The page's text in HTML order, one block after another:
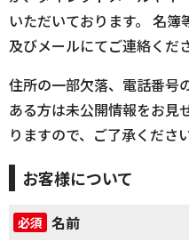
いただいております。 名
及びメールにてご連絡くだ
住所の一部欠落、電話番号
ある方は未公開情報をお見
りますので、ご了承ください
お客様について
必須 名前